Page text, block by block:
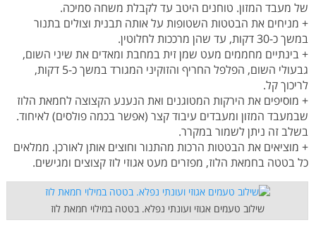
של מעבד המזון. טוחנים היטב עד לקבלת משחה סמיכה.
+ מניחים את הבטטות השטופות על אותה תבנית וצולים בתנור
במשך כ-30 דקות, עד שהן מרככות לחלוטין.
+ בינתיים מחממים מעט שמן זית במחבת ומאדים את שיני השום,
גבעולי השום, הפלפל החריף והזוקיני המגורד במשך כ-5 דקות,
לריכוך קל.
+ מוסיפים את הירקות המטוגנים ואת הנענע הקצוצה לחמאת הלוז
שבמעבד המזון ומעבדים עיבוד קצר (אפשר בכמה פולסים) לאיחוד.
בשלב זה ניתן לשמור במקרר.
+ מוציאים את הבטטות הרכות מהתנור וחוצים אותן לאורכן. ממלאים
כל בטטה בחמאת הלוז, מפזרים מעט אגוזי לוז קצוצים ומגישים.
שילוב טעמים אגוזי ועונתי נפלא. בטטה במילוי חמאת לוז